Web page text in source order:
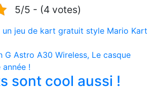
5/5 - (4 votes)
un jeu de kart gratuit style Mario Kart
G Astro A30 Wireless, Le casque
!
sont cool aussi !